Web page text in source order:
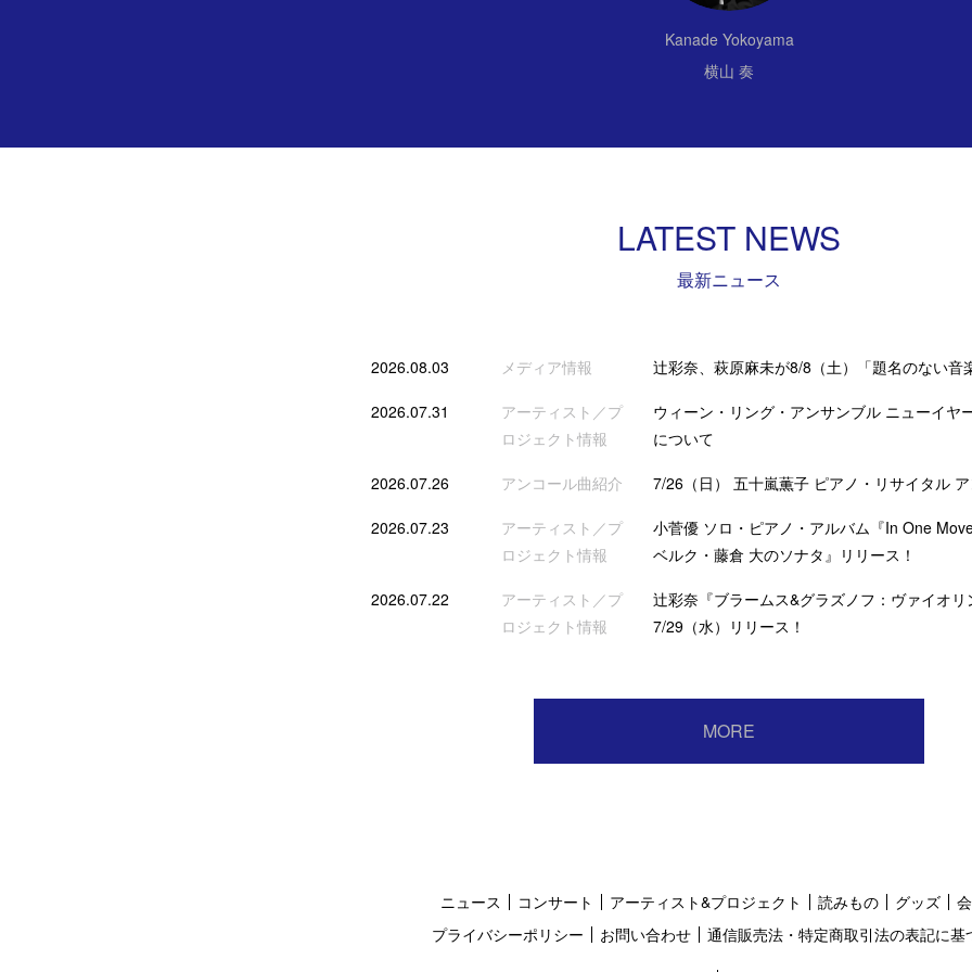
Kanade Yokoyama
横山 奏
LATEST NEWS
最新ニュース
2026.08.03 メディア情報 辻彩奈、萩原麻未が8/8（土）「題名のない音
2026.07.31
アーティスト／プ
ロジェクト情報
ウィーン・リング・アンサンブル ニューイヤ
について
2026.07.26 アンコール曲紹介 7/26（日） 五十嵐薫子 ピアノ・リサイタル
2026.07.23
アーティスト／プ
ロジェクト情報
小菅優 ソロ・ピアノ・アルバム『In One
ベルク・藤倉 大のソナタ』リリース！
2026.07.22
アーティスト／プ
ロジェクト情報
辻彩奈『ブラームス&グラズノフ：ヴァイオ
7/29（水）リリース！
MORE
ニュース コンサート アーティスト&プロジェクト 読みもの グッズ
プライバシーポリシー
お問い合わせ
通信販売法・特定商取引法の表記に基